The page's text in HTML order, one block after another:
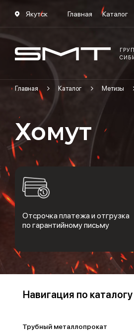
Якутск Главная Каталог
Главная Каталог Метизы
Хомут
Отсрочка платежа и отгрузка
по гарантийному письму
Навигация по каталогу
Трубный металлопрокат